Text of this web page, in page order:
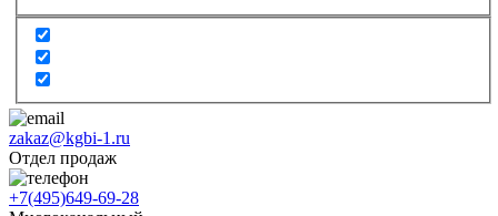
zakaz@kgbi-1.ru
Отдел продаж
+7(495)649-69-28